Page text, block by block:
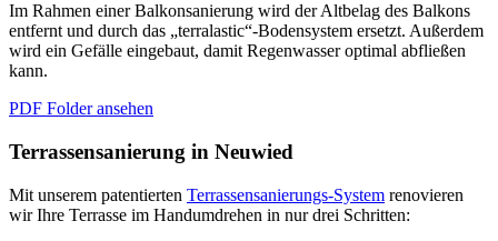
Im Rahmen einer Balkonsanierung wird der Altbelag des Balkons
entfernt und durch das „terralastic“-Bodensystem ersetzt. Außerdem
wird ein Gefälle eingebaut, damit Regenwasser optimal abfließen
kann.
PDF Folder ansehen
Terrassensanierung in Neuwied
Mit unserem patentierten Terrassensanierungs-System renovieren
wir Ihre Terrasse im Handumdrehen in nur drei Schritten: